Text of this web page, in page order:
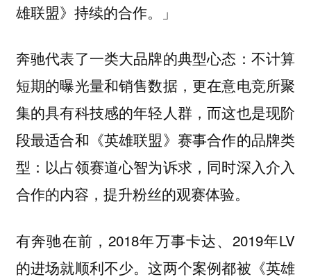
雄联盟》持续的合作。」
奔驰代表了一类大品牌的典型心态：不计算
短期的曝光量和销售数据，更在意电竞所聚
集的具有科技感的年轻人群，而这也是现阶
段最适合和《英雄联盟》赛事合作的品牌类
型：以占领赛道心智为诉求，同时深入介入
合作的内容，提升粉丝的观赛体验。
有奔驰在前，2018年万事卡达、2019年LV
的进场就顺利不少。这两个案例都被《英雄